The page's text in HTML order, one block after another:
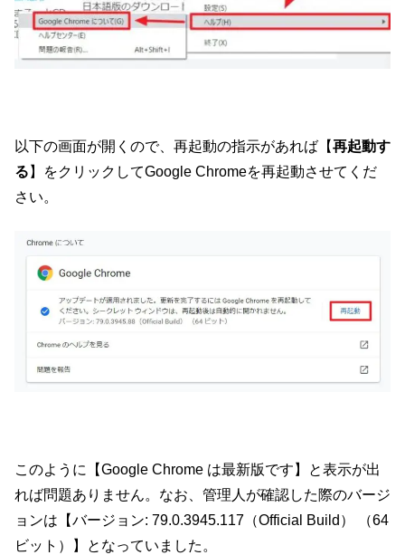
以下の画面が開くので、再起動の指示があれば【再起動す
る 】をクリックしてGoogle Chromeを再起動させてくだ
さい。
このように【Google Chrome は最新版です】と表示が出
れば問題ありません。なお、管理人が確認した際のバージ
ョンは【バージョン: 79.0.3945.117（Official Build） （64
ビット）】となっていました。